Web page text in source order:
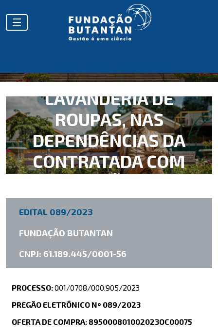
EMPRESA
ESPECIALIZADA
DE SERVIÇOS DE
LAVANDERIA DE
ROUPAS, NAS
DEPENDÊNCIAS DA
CONTRATADA COM
ENXOVAL E
MATERIAIS DE
SAÚDE
EDITAL 089/2023
FUNDAÇÃO BUTANTAN
CNPJ: 61.189.445/0001-56
PROCESSO:001/0708/000.905/2023
PREGÃO ELETRÔNICO Nº 089/2023
OFERTA DE COMPRA: 895000801002023OC00075